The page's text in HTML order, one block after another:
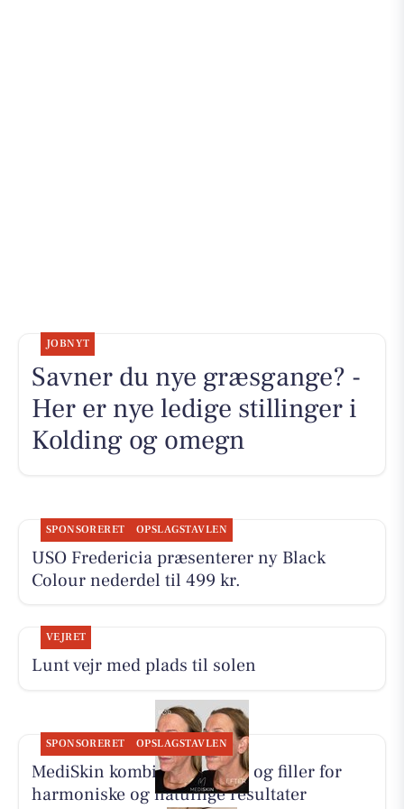
JOBNYT
Savner du nye græsgange? -
Her er nye ledige stillinger i
Kolding og omegn
SPONSORERET OPSLAGSTAVLEN
USO Fredericia præsenterer ny Black
Colour nederdel til 499 kr.
VEJRET
Lunt vejr med plads til solen
SPONSORERET OPSLAGSTAVLEN
MediSkin kombinerer botox og filler for
harmoniske og naturlige resultater